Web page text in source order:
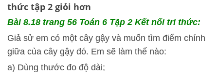
thức tập 2 giỏi hơn
Bài 8.18 trang 56 Toán 6 Tập 2 Kết nối tri thức:
Giả sử em có một cây gậy và muốn tìm điểm chính
giữa của cây gậy đó. Em sẽ làm thế nào:
a) Dùng thước đo độ dài;